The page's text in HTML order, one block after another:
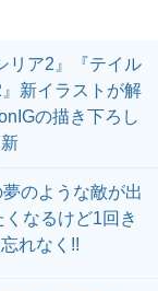
リア2』『テイル
新イラストが解
の描き下ろし
夢のような敵が出
なるけど1回き
れなく!!